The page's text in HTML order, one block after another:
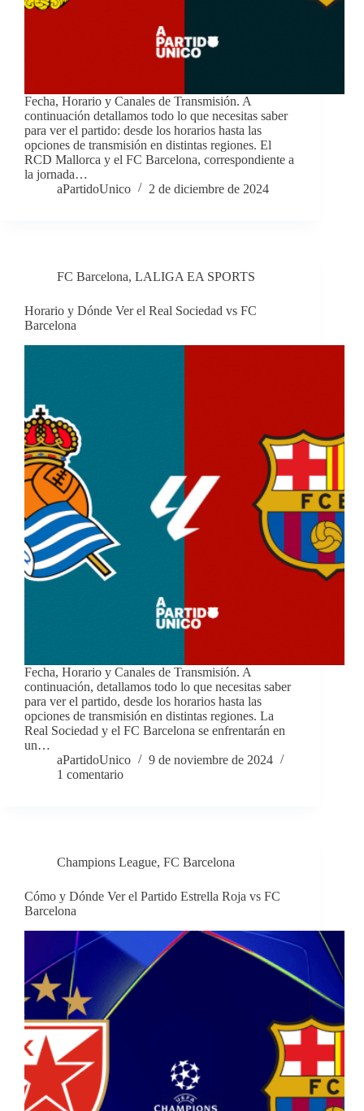
Fecha, Horario y Canales de Transmisión. A
continuación detallamos todo lo que necesitas saber
para ver el partido: desde los horarios hasta las
opciones de transmisión en distintas regiones. El
RCD Mallorca y el FC Barcelona, correspondiente a
la jornada…
aPartidoUnico
2 de diciembre de 2024
FC Barcelona, LALIGA EA SPORTS
Horario y Dónde Ver el Real Sociedad vs FC
Barcelona
Fecha, Horario y Canales de Transmisión. A
continuación, detallamos todo lo que necesitas saber
para ver el partido, desde los horarios hasta las
opciones de transmisión en distintas regiones. La
Real Sociedad y el FC Barcelona se enfrentarán en
un…
aPartidoUnico
9 de noviembre de 2024
1 comentario
Champions League, FC Barcelona
Cómo y Dónde Ver el Partido Estrella Roja vs FC
Barcelona